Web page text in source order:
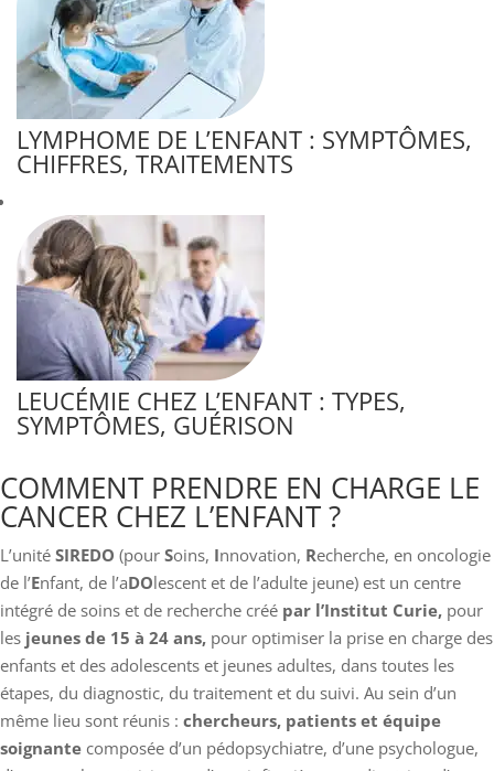
LYMPHOME DE L’ENFANT : SYMPTÔMES,
CHIFFRES, TRAITEMENTS
LEUCÉMIE CHEZ L’ENFANT : TYPES,
SYMPTÔMES, GUÉRISON
COMMENT PRENDRE EN CHARGE LE
CANCER CHEZ L’ENFANT ?
L’unité SIREDO (pour Soins, Innovation, Recherche, en oncologie
de l’Enfant, de l’aDOlescent et de l’adulte jeune) est un centre
intégré de soins et de recherche créé par l’Institut Curie, pour
les jeunes de 15 à 24 ans, pour optimiser la prise en charge des
enfants et des adolescents et jeunes adultes, dans toutes les
étapes, du diagnostic, du traitement et du suivi. Au sein d’un
même lieu sont réunis : chercheurs, patients et équipe
soignante composée d’un pédopsychiatre, d’une psychologue,